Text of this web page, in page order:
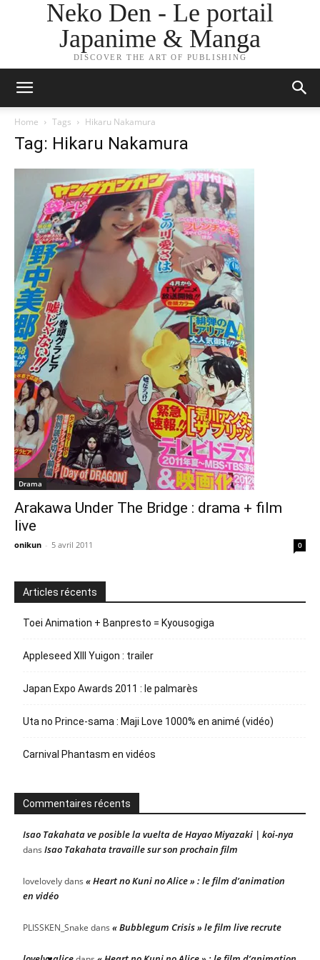
Neko Den - Le portail
Japanime & Manga
DISCOVER THE ART OF PUBLISHING
Home Tags Hikaru Nakamura
Tag: Hikaru Nakamura
Drama
Arakawa Under The Bridge : drama + film
live
onikun - 5 avril 2011 0
Articles récents
Toei Animation + Banpresto = Kyousogiga
Appleseed XIII Yuigon : trailer
Japan Expo Awards 2011 : le palmarès
Uta no Prince-sama : Maji Love 1000% en animé (vidéo)
Carnival Phantasm en vidéos
Commentaires récents
Isao Takahata ve posible la vuelta de Hayao Miyazaki | koi-nya
dans Isao Takahata travaille sur son prochain film
lovelovelydans « Heart no Kuni no Alice » : le film d’animation
en vidéo
PLISSKEN_Snake dans « Bubblegum Crisis » le film live recrute